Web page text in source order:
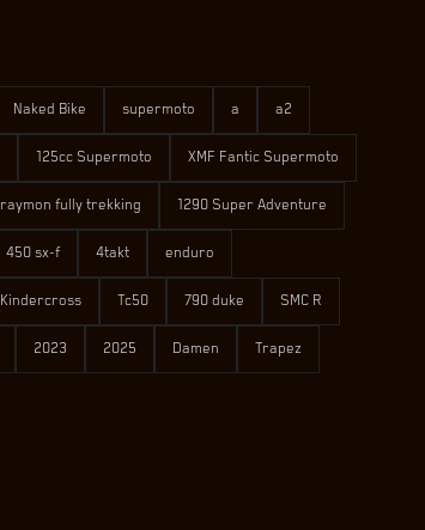
Naked Bike supermoto a a2
125cc Supermoto XMF Fantic Supermoto
raymon fully trekking 1290 Super Adventure
450 sx-f 4takt enduro
Kindercross Tc50 790 duke SMC R
2023 2025 Damen Trapez